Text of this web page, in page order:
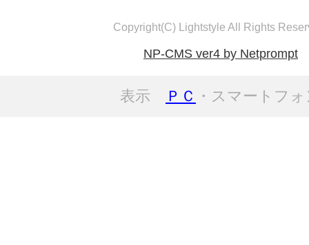
Copyright(C) Lightstyle All Rights
NP-CMS ver4 by Netprompt
表示 ＰＣ ・スマートフ